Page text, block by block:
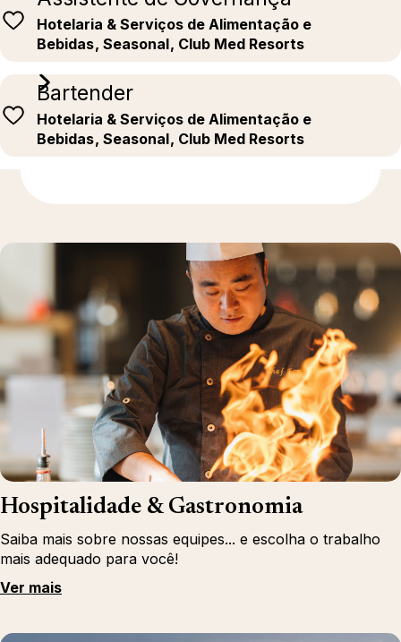
Hotelaria & Serviços de Alimentação e
Bebidas, Seasonal, Club Med Resorts
Bartender
Hotelaria & Serviços de Alimentação e
Bebidas, Seasonal, Club Med Resorts
Hospitalidade & Gastronomia
Saiba mais sobre nossas equipes... e escolha o trabalho
mais adequado para você!
Ver mais